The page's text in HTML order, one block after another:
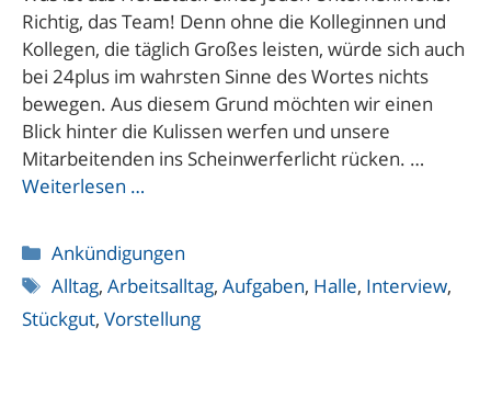
Richtig, das Team! Denn ohne die Kolleginnen und
Kollegen, die täglich Großes leisten, würde sich auch
bei 24plus im wahrsten Sinne des Wortes nichts
bewegen. Aus diesem Grund möchten wir einen
Blick hinter die Kulissen werfen und unsere
Mitarbeitenden ins Scheinwerferlicht rücken. …
Weiterlesen …
Kategorien
Ankündigungen
Schlagwörter
Alltag,Arbeitsalltag,Aufgaben, Halle, Interview,
Stückgut, Vorstellung